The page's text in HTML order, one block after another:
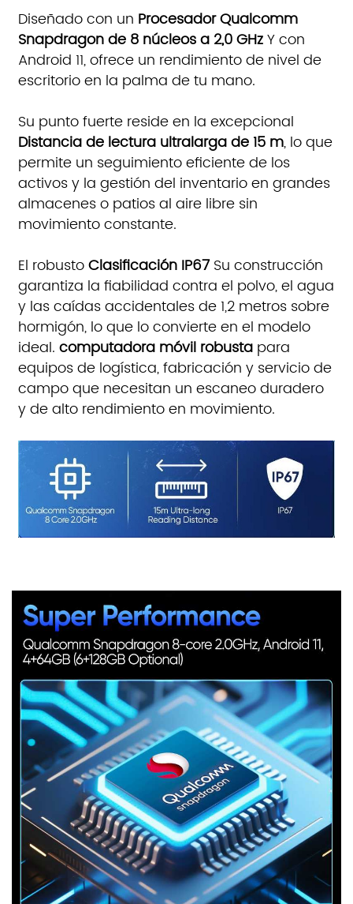
Diseñado con un Procesador Qualcomm
Snapdragon de 8 núcleos a 2,0 GHzY con
Android 11, ofrece un rendimiento de nivel de
escritorio en la palma de tu mano.
Su punto fuerte reside en la excepcional
Distancia de lectura ultralarga de 15 m, lo que
permite un seguimiento eficiente de los
activos y la gestión del inventario en grandes
almacenes o patios al aire libre sin
movimiento constante.
El robustoClasificación IP67Su construcción
garantiza la fiabilidad contra el polvo, el agua
y las caídas accidentales de 1,2 metros sobre
hormigón, lo que lo convierte en el modelo
ideal.computadora móvil robusta para
equipos de logística, fabricación y servicio de
campo que necesitan un escaneo duradero
y de alto rendimiento en movimiento.